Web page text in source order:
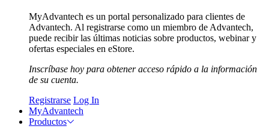
MyAdvantech es un portal personalizado para clientes de
Advantech. Al registrarse como un miembro de Advantech,
puede recibir las últimas noticias sobre productos, webinar y
ofertas especiales en eStore.
Inscríbase hoy para obtener acceso rápido a la información
de su cuenta.
Registrarse Log In
MyAdvantech
Productos